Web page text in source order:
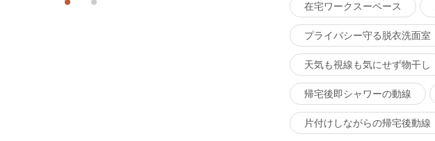
在宅ワークスーペース
プライバシー守る脱衣洗面室
天気も視線も気にせず物干し
帰宅後即シャワーの動線
片付けしながらの帰宅後動線